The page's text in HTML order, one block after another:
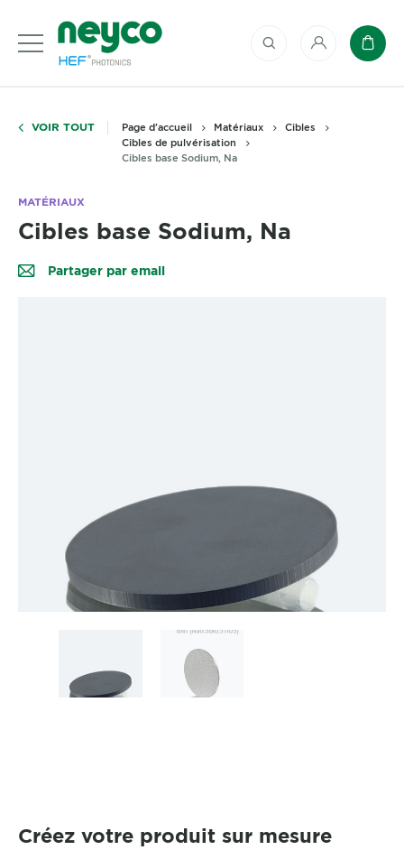
Mon compte
VOIR TOUT Page d'accueil Matériaux
Cibles
Cibles de pulvérisation
Cibles base Sodium, Na
MATÉRIAUX
Cibles base Sodium, Na
Partager par email
Créez votre produit sur mesure